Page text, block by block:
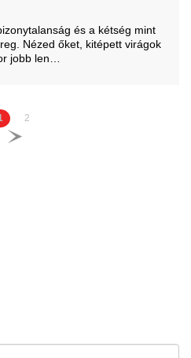
és a kétség mint
Nézed őket, kitépett virágok
jobb len…
2